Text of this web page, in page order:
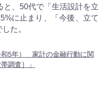
と、50代で「生活設計を立
に止まり、「今後、立て
た。
5年） 家計の金融行動に関
調査］」